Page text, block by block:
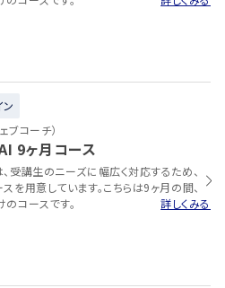
ブコーチ）
9ヶ月コース
受講生のニーズに幅広く対応するため、
を用意しています。こちらは9ヶ月の間、
コースです。
詳しくみる